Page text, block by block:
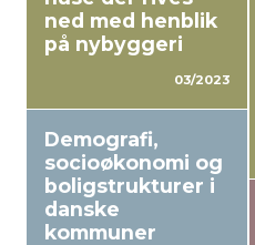
ned med henblik
på nybyggeri
03/2023
Demografi,
socioøkonomi og
boligstrukturer i
danske
kommuner